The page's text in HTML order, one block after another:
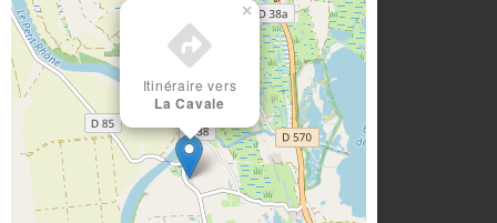
Itinéraire vers
La Cavale
×